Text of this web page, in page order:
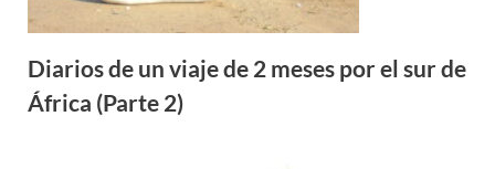
Diarios de un viaje de 2 meses por el sur de
África (Parte 2)